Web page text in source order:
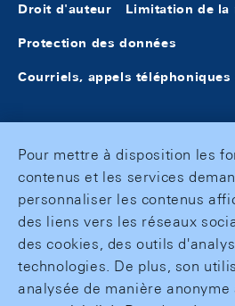
Droit d'auteur Limitation de la
Protection des données
Courriels, appels
Pour mettre à disposition les
contenus et les services
personnaliser les contenus
des liens vers les réseaux
des cookies, des outils
technologies. De plus, son
analysée de manière